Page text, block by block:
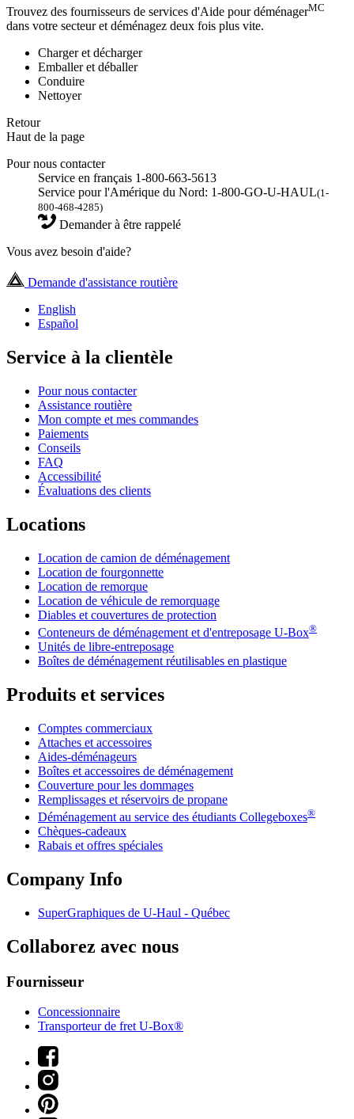
Trouvez des fournisseurs de services d'Aide pour déménagerMC
dans votre secteur et déménagez deux fois plus vite.
Charger et décharger
Emballer et déballer
Conduire
Nettoyer
Retour
Haut de la page
Pour nous contacter
Service en français 1-800-663-5613
Service pour l'Amérique du Nord: 1-800-GO-U-HAUL(1-
800-468-4285)
Demander à être rappelé
Vous avez besoin d'aide?
Demande d'assistance routière
English
Español
Service à la clientèle
Pour nous contacter
Assistance routière
Mon compte et mes commandes
Paiements
Conseils
FAQ
Accessibilité
Évaluations des clients
Locations
Location de camion de déménagement
Location de fourgonnette
Location de remorque
Location de véhicule de remorquage
Diables et couvertures de protection
Conteneurs de déménagement et d'entreposage U-Box®
Unités de libre-entreposage
Boîtes de déménagement réutilisables en plastique
Produits et services
Comptes commerciaux
Attaches et accessoires
Aides-déménageurs
Boîtes et accessoires de déménagement
Couverture pour les dommages
Remplissages et réservoirs de propane
Déménagement au service des étudiants Collegeboxes®
Chèques-cadeaux
Rabais et offres spéciales
Company Info
SuperGraphiques de U-Haul - Québec
Collaborez avec nous
Fournisseur
Concessionnaire
Transporteur de fret U-Box®